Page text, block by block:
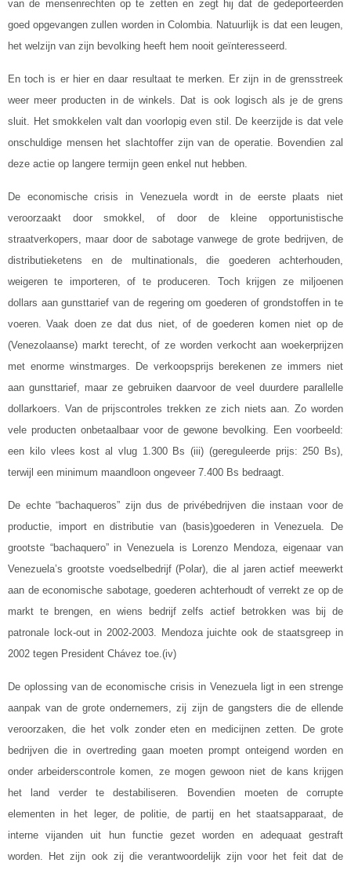
van de mensenrechten op te zetten en zegt hij dat de gedeporteerden
goed opgevangen zullen worden in Colombia. Natuurlijk is dat een leugen,
het welzijn van zijn bevolking heeft hem nooit geïnteresseerd.
En toch is er hier en daar resultaat te merken. Er zijn in de grensstreek
weer meer producten in de winkels. Dat is ook logisch als je de grens
sluit. Het smokkelen valt dan voorlopig even stil. De keerzijde is dat vele
onschuldige mensen het slachtoffer zijn van de operatie. Bovendien zal
deze actie op langere termijn geen enkel nut hebben.
De economische crisis in Venezuela wordt in de eerste plaats niet
veroorzaakt door smokkel, of door de kleine opportunistische
straatverkopers, maar door de sabotage vanwege de grote bedrijven, de
distributieketens en de multinationals, die goederen achterhouden,
weigeren te importeren, of te produceren. Toch krijgen ze miljoenen
dollars aan gunsttarief van de regering om goederen of grondstoffen in te
voeren. Vaak doen ze dat dus niet, of de goederen komen niet op de
(Venezolaanse) markt terecht, of ze worden verkocht aan woekerprijzen
met enorme winstmarges. De verkoopsprijs berekenen ze immers niet
aan gunsttarief, maar ze gebruiken daarvoor de veel duurdere parallelle
dollarkoers. Van de prijscontroles trekken ze zich niets aan. Zo worden
vele producten onbetaalbaar voor de gewone bevolking. Een voorbeeld:
een kilo vlees kost al vlug 1.300 Bs (iii) (gereguleerde prijs: 250 Bs),
terwijl een minimum maandloon ongeveer 7.400 Bs bedraagt.
De echte “bachaqueros” zijn dus de privébedrijven die instaan voor de
productie, import en distributie van (basis)goederen in Venezuela. De
grootste “bachaquero” in Venezuela is Lorenzo Mendoza, eigenaar van
Venezuela’s grootste voedselbedrijf (Polar), die al jaren actief meewerkt
aan de economische sabotage, goederen achterhoudt of verrekt ze op de
markt te brengen, en wiens bedrijf zelfs actief betrokken was bij de
patronale lock-out in 2002-2003. Mendoza juichte ook de staatsgreep in
2002 tegen President Chávez toe.(iv)
De oplossing van de economische crisis in Venezuela ligt in een strenge
aanpak van de grote ondernemers, zij zijn de gangsters die de ellende
veroorzaken, die het volk zonder eten en medicijnen zetten. De grote
bedrijven die in overtreding gaan moeten prompt onteigend worden en
onder arbeiderscontrole komen, ze mogen gewoon niet de kans krijgen
het land verder te destabiliseren. Bovendien moeten de corrupte
elementen in het leger, de politie, de partij en het staatsapparaat, de
interne vijanden uit hun functie gezet worden en adequaat gestraft
worden. Het zijn ook zij die verantwoordelijk zijn voor het feit dat de